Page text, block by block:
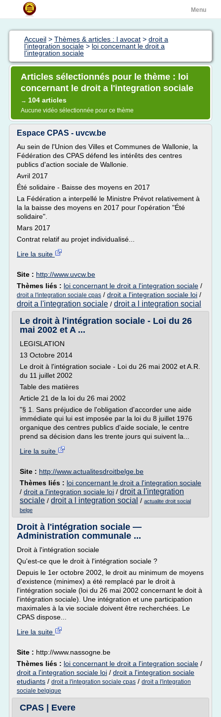
Menu
Accueil > Thèmes & articles : l avocat > droit a
l'integration sociale > loi concernant le droit a
l'integration sociale
Articles sélectionnés pour le thème : loi
concernant le droit a l'integration sociale
→ 104 articles
Aucune vidéo sélectionnée pour ce thème
Espace CPAS - uvcw.be
Au sein de l'Union des Villes et Communes de Wallonie, la
Fédération des CPAS défend les intérêts des centres
publics d'action sociale de Wallonie.
Avril 2017
Été solidaire - Baisse des moyens en 2017
La Fédération a interpellé le Ministre Prévot relativement à
la la baisse des moyens en 2017 pour l'opération "Été
solidaire".
Mars 2017
Contrat relatif au projet individualisé...
Lire la suite
Site : http://www.uvcw.be
Thèmes liés : loi concernant le droit a l'integration sociale /
droit a l'integration sociale cpas / droit a l'integration sociale loi /
droit a l'integration sociale / droit a l integration social
Le droit à l'intégration sociale - Loi du 26
mai 2002 et A ...
LEGISLATION
13 Octobre 2014
Le droit à l'intégration sociale - Loi du 26 mai 2002 et A.R.
du 11 juillet 2002
Table des matières
Article 21 de la loi du 26 mai 2002
"§ 1. Sans préjudice de l'obligation d'accorder une aide
immédiate qui lui est imposée par la loi du 8 juillet 1976
organique des centres publics d'aide sociale, le centre
prend sa décision dans les trente jours qui suivent la...
Lire la suite
Site : http://www.actualitesdroitbelge.be
Thèmes liés : loi concernant le droit a l'integration sociale
/ droit a l'integration sociale loi / droit a l'integration
sociale / droit a l integration social / actualite droit social
belge
Droit à l'intégration sociale —
Administration communale ...
Droit à l'intégration sociale
Qu'est-ce que le droit à l'intégration sociale ?
Depuis le 1er octobre 2002, le droit au minimum de moyens
d'existence (minimex) a été remplacé par le droit à
l'intégration sociale (loi du 26 mai 2002 concernant le doit à
l'intégration sociale). Une intégration et une participation
maximales à la vie sociale doivent être recherchées. Le
CPAS dispose...
Lire la suite
Site : http://www.nassogne.be
Thèmes liés : loi concernant le droit a l'integration sociale /
droit a l'integration sociale loi / droit a l'integration sociale
etudiants / droit a l'integration sociale cpas / droit a l'integration
sociale belgique
CPAS | Evere